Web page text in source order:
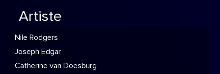
Artiste
Nile Rodgers
Joseph Edgar
Catherine van Doesburg